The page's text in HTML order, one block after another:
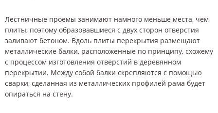
Лестничные проемы занимают намного меньше места, чем
плиты, поэтому образовавшиеся с двух сторон отверстия
заливают бетоном. Вдоль плиты перекрытия размещают
металлические балки, расположенные по принципу, схожему
с процессом изготовления отверстий в деревянном
перекрытии. Между собой балки скрепляются с помощью
сварки, сделанная из металлических профилей рама будет
опираться на стену.